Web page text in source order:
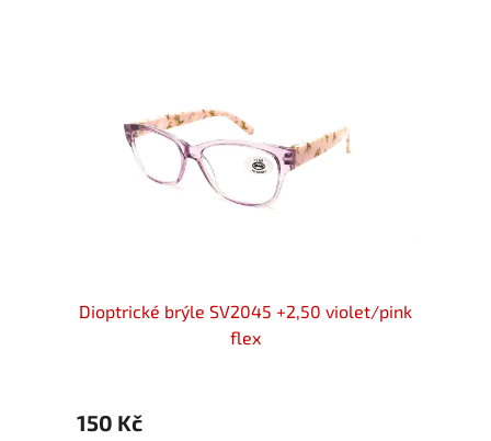
Dioptrické brýle SV2045 +2,50 violet/pink
flex
150 Kč